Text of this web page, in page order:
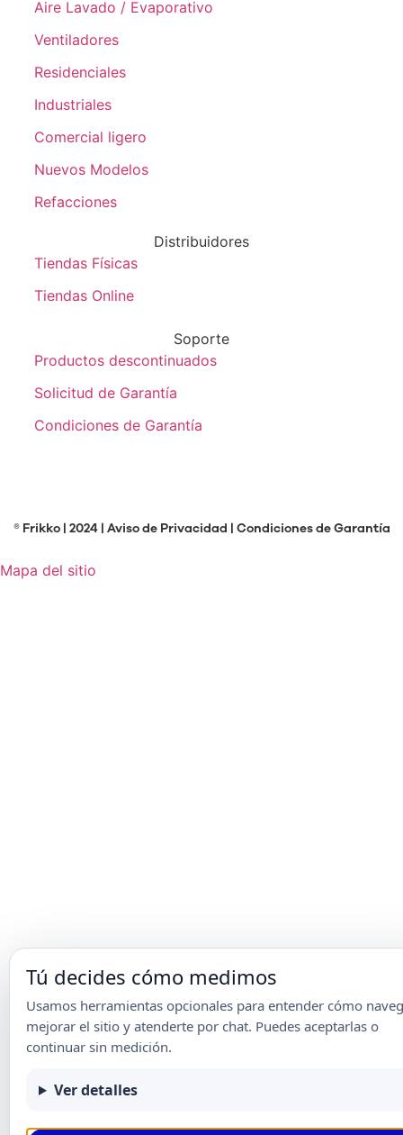
Aire Lavado / Evaporativo
Ventiladores
Residenciales
Industriales
Comercial ligero
Nuevos Modelos
Refacciones
Distribuidores
Tiendas Físicas
Tiendas Online
Soporte
Productos descontinuados
Solicitud de Garantía
Condiciones de Garantía
® Frikko | 2024 | Aviso de Privacidad | Condiciones de Garantía
Mapa del sitio
Tú decides cómo medimos
Usamos herramientas opcionales para entender cómo
mejorar el sitio y atenderte por chat. Puedes aceptarlas o
continuar sin medición.
Ver detalles